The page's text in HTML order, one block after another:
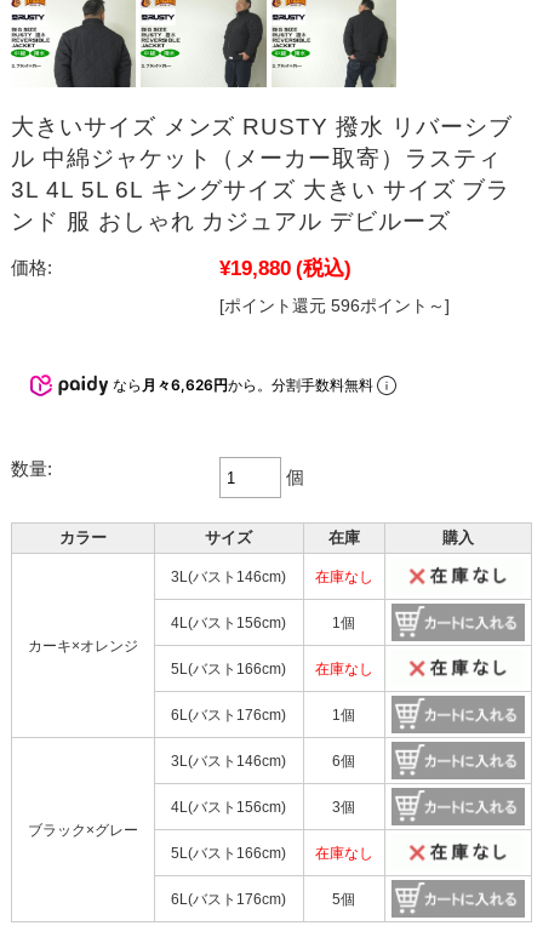
大きいサイズ メンズ RUSTY 撥水 リバーシブ
ル 中綿ジャケット（メーカー取寄）ラスティ
3L 4L 5L 6L キングサイズ 大きい サイズ ブラ
ンド 服 おしゃれ カジュアル デビルーズ
価格: ¥19,880 (税込)
[ポイント還元 596ポイント～]
なら 月々6,626円から。分割手数料無料
数量: 個
カラー サイズ 在庫 購入
カーキ×オレンジ
3L(バスト146cm) 在庫なし
4L(バスト156cm) 1個
5L(バスト166cm) 在庫なし
6L(バスト176cm) 1個
ブラック×グレー
3L(バスト146cm) 6個
4L(バスト156cm) 3個
5L(バスト166cm) 在庫なし
6L(バスト176cm) 5個